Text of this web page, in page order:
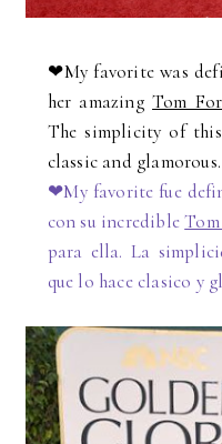
❤My favorite was
her amazingTom
The simplicity of
classic and glamorous.
❤My favorite fue
con su incredible
para ella. La
que lo hace clasico y